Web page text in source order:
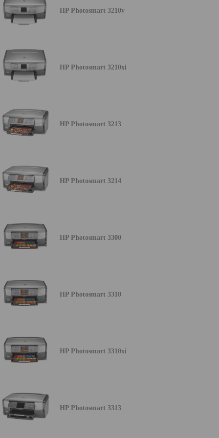
HP Photosmart 3210v
HP Photosmart 3210xi
HP Photosmart 3213
HP Photosmart 3214
HP Photosmart 3300
HP Photosmart 3310
HP Photosmart 3310xi
HP Photosmart 3313